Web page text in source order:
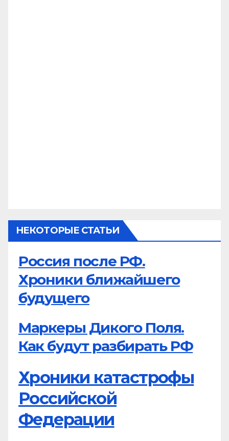
НЕКОТОРЫЕ СТАТЬИ
Россия после РФ.
Хроники ближайшего
будущего
Маркеры Дикого Поля.
Как будут разбирать РФ
Хроники катастрофы
Российской
Федерации